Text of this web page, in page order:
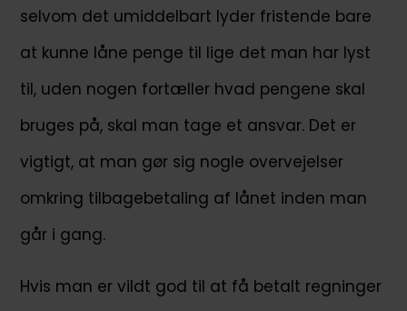
selvom det umiddelbart lyder fristende bare
at kunne låne penge til lige det man har lyst
til, uden nogen fortæller hvad pengene skal
bruges på, skal man tage et ansvar. Det er
vigtigt, at man gør sig nogle overvejelser
omkring tilbagebetaling af lånet inden man
går i gang.
Hvis man er vildt god til at få betalt regninger